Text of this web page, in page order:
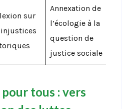
sur
Annexation de
l’écologie à la
question de
justice sociale
tous : vers